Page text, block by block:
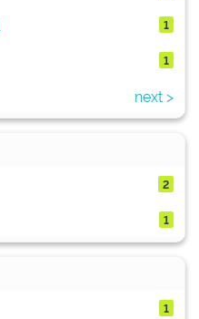
1
1
next >
2
1
1